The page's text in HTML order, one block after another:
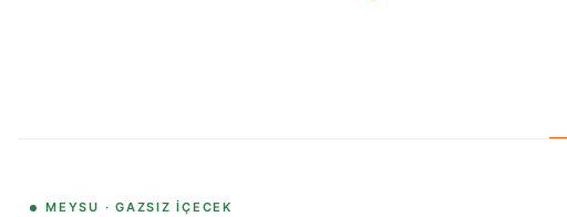
MEYSU · GAZSIZ İÇECEK